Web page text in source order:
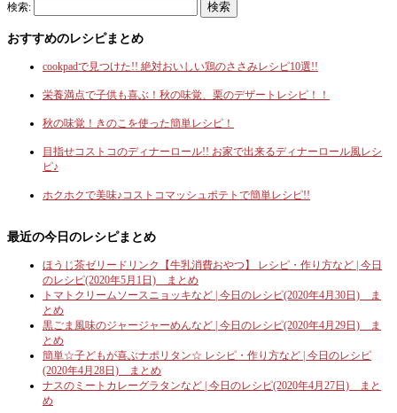
検索:
おすすめのレシピまとめ
cookpadで見つけた!! 絶対おいしい鶏のささみレシピ10選!!
栄養満点で子供も喜ぶ！秋の味覚、栗のデザートレシピ！！
秋の味覚！きのこを使った簡単レシピ！
目指せコストコのディナーロール!! お家で出来るディナーロール風レシ
ピ♪
ホクホクで美味♪コストコマッシュポテトで簡単レシピ!!
最近の今日のレシピまとめ
ほうじ茶ゼリードリンク【牛乳消費おやつ】 レシピ・作り方など | 今日
のレシピ(2020年5月1日) まとめ
トマトクリームソースニョッキなど | 今日のレシピ(2020年4月30日) ま
とめ
黒ごま風味のジャージャーめんなど | 今日のレシピ(2020年4月29日) ま
とめ
簡単☆子どもが喜ぶナポリタン☆ レシピ・作り方など | 今日のレシピ
(2020年4月28日) まとめ
ナスのミートカレーグラタンなど | 今日のレシピ(2020年4月27日) まと
め